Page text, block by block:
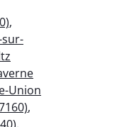
,
Union
,